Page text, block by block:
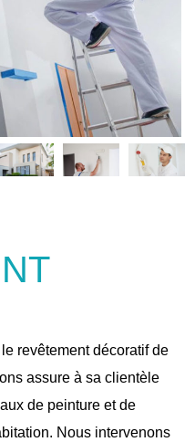
revêtement décoratif de
assure à sa clientèle
de peinture et de
Nous intervenons